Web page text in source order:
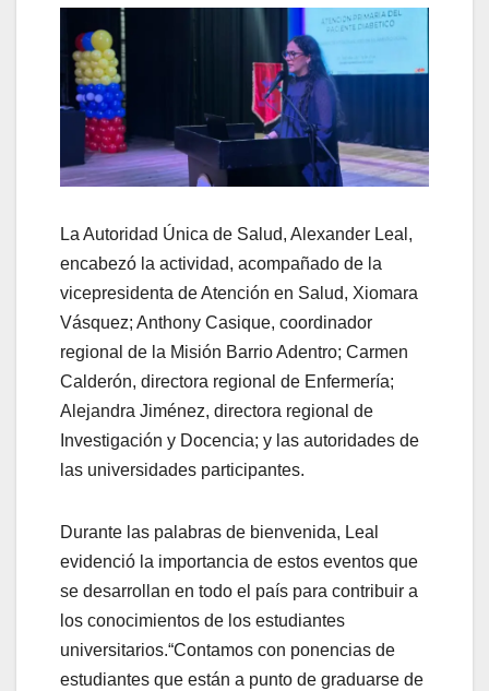
La Autoridad Única de Salud, Alexander Leal,
encabezó la actividad, acompañado de la
vicepresidenta de Atención en Salud, Xiomara
Vásquez; Anthony Casique, coordinador
regional de la Misión Barrio Adentro; Carmen
Calderón, directora regional de Enfermería;
Alejandra Jiménez, directora regional de
Investigación y Docencia; y las autoridades de
las universidades participantes.
Durante las palabras de bienvenida, Leal
evidenció la importancia de estos eventos que
se desarrollan en todo el país para contribuir a
los conocimientos de los estudiantes
universitarios.“Contamos con ponencias de
estudiantes que están a punto de graduarse de